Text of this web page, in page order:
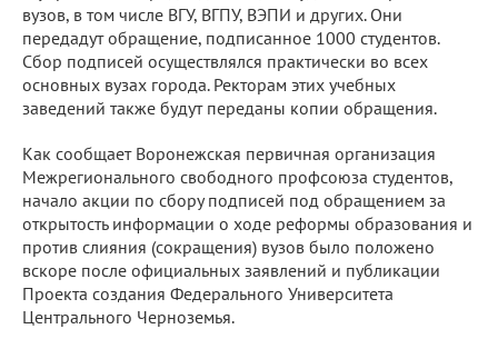
вузов, в том числе ВГУ, ВГПУ, ВЭПИ и других. Они
передадут обращение, подписанное 1000 студентов.
Сбор подписей осуществлялся практически во всех
основных вузах города. Ректорам этих учебных
заведений также будут переданы копии обращения.
Как сообщает Воронежская первичная организация
Межрегионального свободного профсоюза студентов,
начало акции по сбору подписей под обращением за
открытость информации о ходе реформы образования и
против слияния (сокращения) вузов было положено
вскоре после официальных заявлений и публикации
Проекта создания Федерального Университета
Центрального Черноземья.